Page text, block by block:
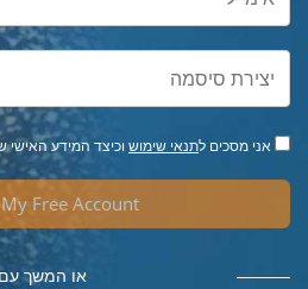
אני מסכים לתנאי שימוש וכיצד המידע האישי
Free Account
או המשך